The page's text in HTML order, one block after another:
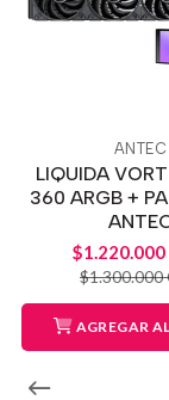
ANTEC
LIQUIDA
360 ARGB +
$1.220.000
$1.300.000
AGREGAR